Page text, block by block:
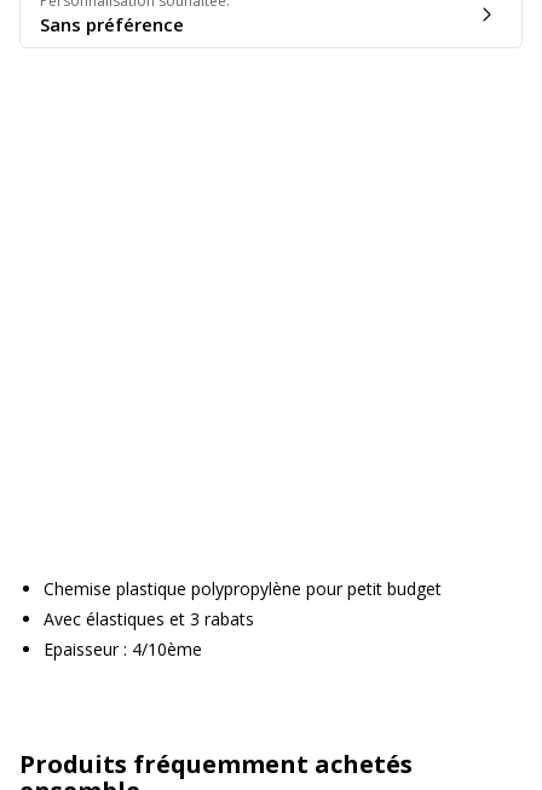
Sans préférence
Chemise plastique polypropylène pour petit budget
Avec élastiques et 3 rabats
Epaisseur : 4/10ème
Produits fréquemment achetés